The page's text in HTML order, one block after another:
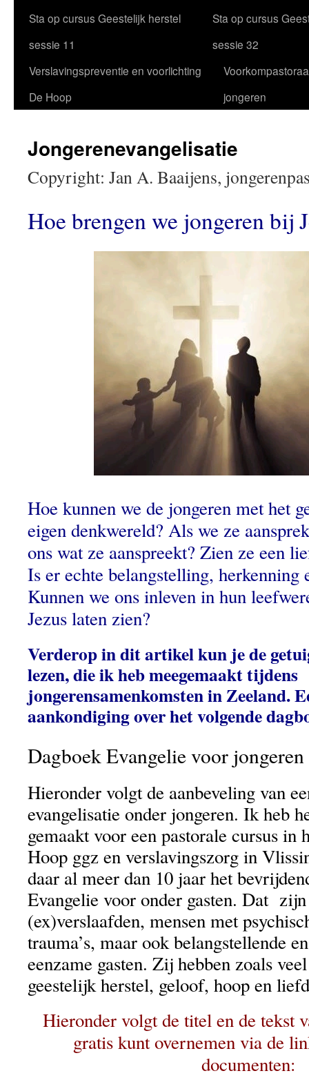
Sta op cursus Geestelijk herstel
sessie 11
Sta op cursus
sessie 32
Verslavingspreventie en voorlichting
De Hoop
jongeren
Jongerenevangelisatie
Copyright: Jan A. Baaijens,
Hoe brengen we jongeren bij
Hoe kunnen we de jongeren met het
eigen denkwereld? Als we ze
ons wat ze aanspreekt? Zien ze een
Is er echte belangstelling, herkenning
Kunnen we ons inleven in hun
Jezus laten zien?
Verderop in dit artikel kun je de
lezen, die ik heb meegemaakt tijdens
jongerensamenkomsten in Zeeland.
aankondiging over het volgende
Dagboek Evangelie voor jongeren
Hieronder volgt de aanbeveling van
evangelisatie onder jongeren. Ik heb
gemaakt voor een pastorale cursus in
Hoop ggz en verslavingszorg in
daar al meer dan 10 jaar het
Evangelie voor onder gasten. Dat
(ex)verslaafden, mensen met
trauma’s, maar ook belangstellende
eenzame gasten. Zij hebben zoals
geestelijk herstel, geloof, hoop en
Hieronder volgt de titel en de tekst
gratis kunt overnemen via de
documenten: